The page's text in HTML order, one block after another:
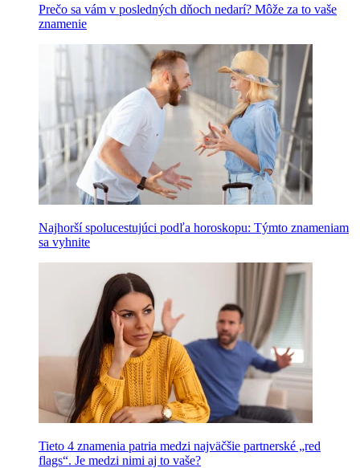
Prečo sa vám v posledných dňoch nedarí? Môže za to vaše
znamenie
Najhorší spolucestujúci podľa horoskopu: Týmto znameniam
sa vyhnite
Tieto 4 znamenia patria medzi najväčšie partnerské „red
flags“. Je medzi nimi aj to vaše?